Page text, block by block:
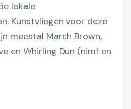
lokale
Kunstvliegen voor deze
meestal March Brown,
en Whirling Dun (nimf en